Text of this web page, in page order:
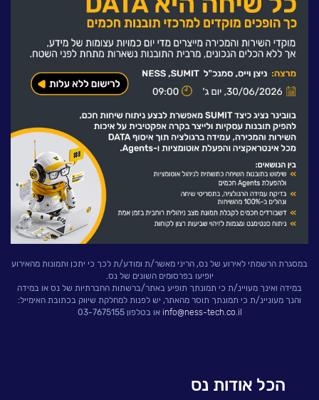
לעבוד בנס
אירועים וכנסים
פודקאסט
נס בכותרות
וובינרים מומלצים
דברו איתנו
במסגרת הרשמתי לאירוע של נס, הריני מאשר/ת ומודע/ת לכך כי יתכן ותמונות מהאירוע
יופיעו בפרסומים השונים של נס.
במידה ואינך מעויינ/ת כי תמונתך תופיע באתר/ברשתות החברתיות של נס או במידה
והנך מעוניינ/ת כי תמונתך תוסר מהאתר, יש לפנות למחלקת שיווק בכתובת האימייל:
info@ness-tech.co.il או בטלפון 03-7675155
הכל אודות נס